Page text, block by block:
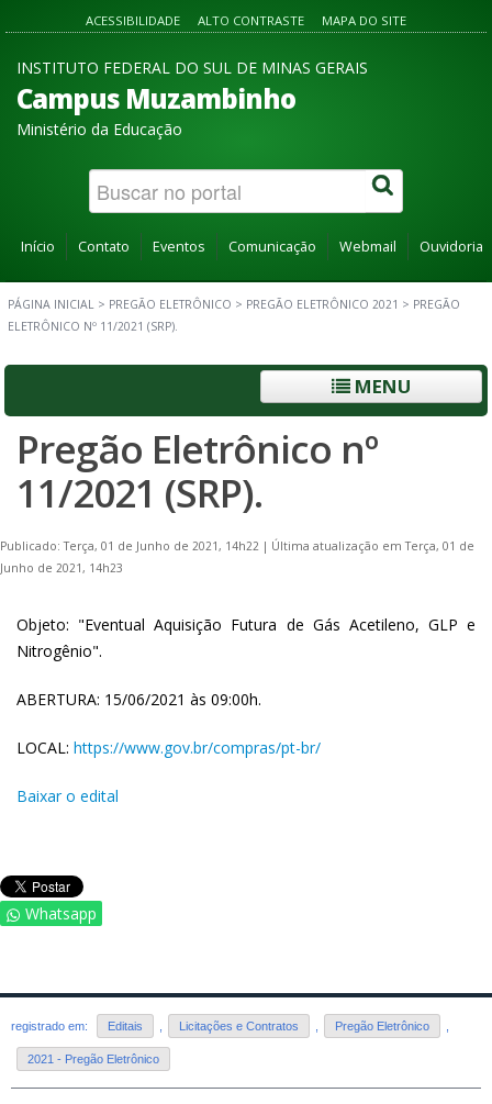
ACESSIBILIDADE ALTO CONTRASTE MAPA DO SITE
INSTITUTO FEDERAL DO SUL DE MINAS GERAIS
Campus Muzambinho
Ministério da Educação
Início Contato Eventos Comunicação Webmail Ouvidoria
PÁGINA INICIAL > PREGÃO ELETRÔNICO > PREGÃO ELETRÔNICO 2021 > PREGÃO
ELETRÔNICO Nº 11/2021 (SRP).
MENU
Pregão Eletrônico nº
11/2021 (SRP).
Publicado: Terça, 01 de Junho de 2021, 14h22 | Última atualização em Terça, 01 de
Junho de 2021, 14h23
Objeto: "Eventual Aquisição Futura de Gás Acetileno, GLP e
Nitrogênio".
ABERTURA: 15/06/2021 às 09:00h.
LOCAL: https://www.gov.br/compras/pt-br/
Baixar o edital
Whatsapp
registrado em: Editais Licitações e Contratos Pregão Eletrônico
2021 - Pregão Eletrônico